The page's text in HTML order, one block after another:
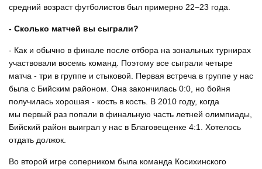
средний возраст футболистов был примерно 22−23 года.
- Сколько матчей вы сыграли?
- Как и обычно в финале после отбора на зональных турнирах
участвовали восемь команд. Поэтому все сыграли четыре
матча - три в группе и стыковой. Первая встреча в группе у нас
была с Бийским районом. Она закончилась 0:0, но бойня
получилась хорошая - кость в кость. В 2010 году, когда
мы первый раз попали в финальную часть летней олимпиады,
Бийский район выиграл у нас в Благовещенке 4:1. Хотелось
отдать должок.
Во второй игре соперником была команда Косихинского